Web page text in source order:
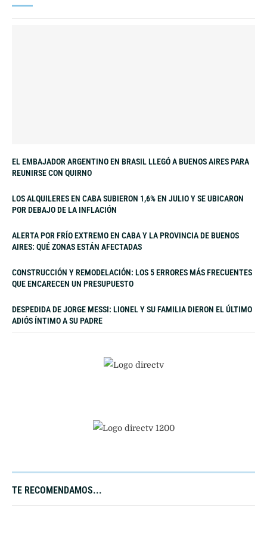
EL EMBAJADOR ARGENTINO EN BRASIL LLEGÓ A BUENOS AIRES PARA
REUNIRSE CON QUIRNO
LOS ALQUILERES EN CABA SUBIERON 1,6% EN JULIO Y SE UBICARON
POR DEBAJO DE LA INFLACIÓN
ALERTA POR FRÍO EXTREMO EN CABA Y LA PROVINCIA DE BUENOS
AIRES: QUÉ ZONAS ESTÁN AFECTADAS
CONSTRUCCIÓN Y REMODELACIÓN: LOS 5 ERRORES MÁS FRECUENTES
QUE ENCARECEN UN PRESUPUESTO
DESPEDIDA DE JORGE MESSI: LIONEL Y SU FAMILIA DIERON EL ÚLTIMO
ADIÓS ÍNTIMO A SU PADRE
TE RECOMENDAMOS...